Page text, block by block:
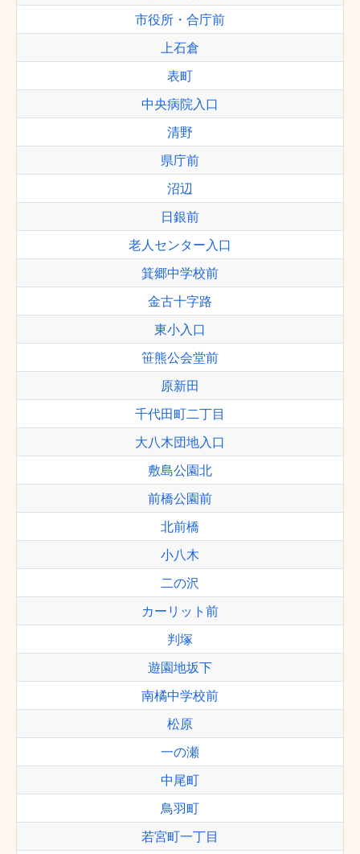
市役所・合庁前
上石倉
表町
中央病院入口
清野
県庁前
沼辺
日銀前
老人センター入口
箕郷中学校前
金古十字路
東小入口
笹熊公会堂前
原新田
千代田町二丁目
大八木団地入口
敷島公園北
前橋公園前
北前橋
小八木
二の沢
カーリット前
判塚
遊園地坂下
南橘中学校前
松原
一の瀬
中尾町
鳥羽町
若宮町一丁目